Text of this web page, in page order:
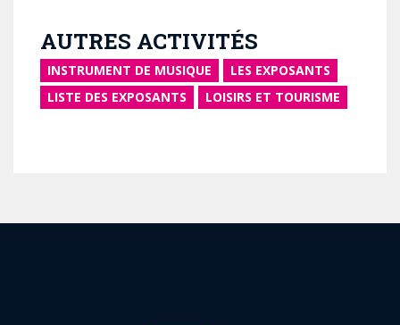
AUTRES ACTIVITÉS
INSTRUMENT DE MUSIQUE
LES EXPOSANTS
LISTE DES EXPOSANTS
LOISIRS ET TOURISME